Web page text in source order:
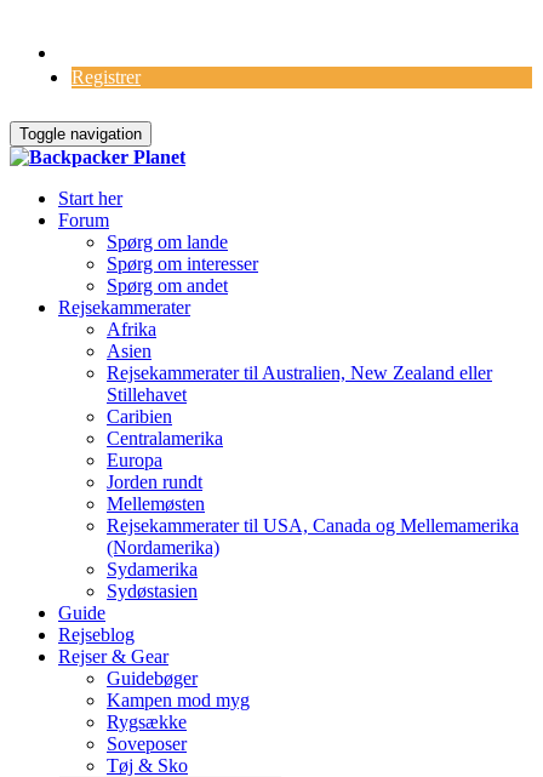
Registrer
Toggle navigation
Start her
Forum
Spørg om lande
Spørg om interesser
Spørg om andet
Rejsekammerater
Afrika
Asien
Rejsekammerater til Australien, New Zealand eller
Stillehavet
Caribien
Centralamerika
Europa
Jorden rundt
Mellemøsten
Rejsekammerater til USA, Canada og Mellemamerika
(Nordamerika)
Sydamerika
Sydøstasien
Guide
Rejseblog
Rejser & Gear
Guidebøger
Kampen mod myg
Rygsække
Soveposer
Tøj & Sko